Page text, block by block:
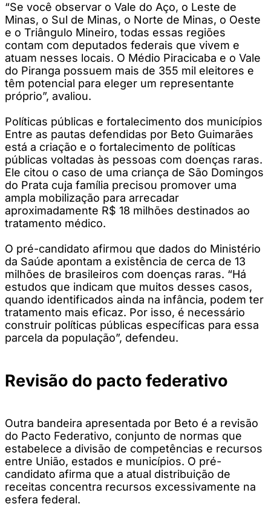
“Se você observar o Vale do Aço, o Leste de
Minas, o Sul de Minas, o Norte de Minas, o Oeste
e o Triângulo Mineiro, todas essas regiões
contam com deputados federais que vivem e
atuam nesses locais. O Médio Piracicaba e o Vale
do Piranga possuem mais de 355 mil eleitores e
têm potencial para eleger um representante
próprio”, avaliou.
Políticas públicas e fortalecimento dos municípios
Entre as pautas defendidas por Beto Guimarães
está a criação e o fortalecimento de políticas
públicas voltadas às pessoas com doenças raras.
Ele citou o caso de uma criança de São Domingos
do Prata cuja família precisou promover uma
ampla mobilização para arrecadar
aproximadamente R$ 18 milhões destinados ao
tratamento médico.
O pré-candidato afirmou que dados do Ministério
da Saúde apontam a existência de cerca de 13
milhões de brasileiros com doenças raras. “Há
estudos que indicam que muitos desses casos,
quando identificados ainda na infância, podem ter
tratamento mais eficaz. Por isso, é necessário
construir políticas públicas específicas para essa
parcela da população”, defendeu.
Revisão do pacto federativo
Outra bandeira apresentada por Beto é a revisão
do Pacto Federativo, conjunto de normas que
estabelece a divisão de competências e recursos
entre União, estados e municípios. O pré-
candidato afirma que a atual distribuição de
receitas concentra recursos excessivamente na
esfera federal.